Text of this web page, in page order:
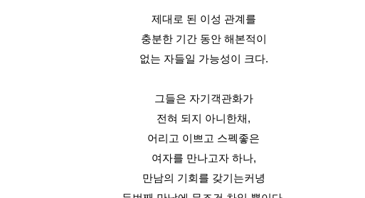
제대로 된 이성 관계를
충분한 기간 동안 해본적이
없는 자들일 가능성이 크다.
그들은 자기객관화가
전혀 되지 아니한채,
어리고 이쁘고 스펙좋은
여자를 만나고자 하나,
만남의 기회를 갖기는커녕